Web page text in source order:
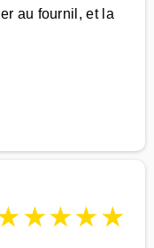
au fournil, et la
★★★★